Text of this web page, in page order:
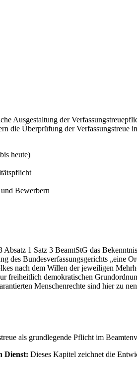
Ausgestaltung der
die Überprüfung der
heute)
Bewerbern
1 Satz 3 BeamtStG das
des Bundesverfassungsgerichts „eine
nach dem Willen der jeweiligen
freiheitlich demokratischen
Menschenrechte sind hier zu
als grundlegende Pflicht im
Dienst: Dieses Kapitel zeichnet die